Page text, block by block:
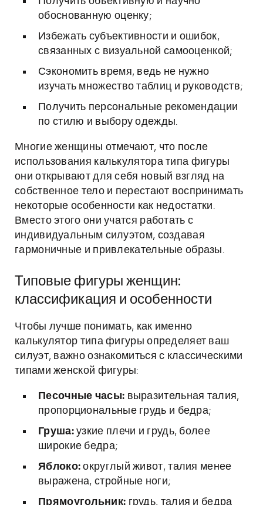
обоснованную оценку;
Избежать субъективности и ошибок,
связанных с визуальной самооценкой;
Сэкономить время, ведь не нужно
изучать множество таблиц и руководств;
Получить персональные рекомендации
по стилю и выбору одежды.
Многие женщины отмечают, что после
использования калькулятора типа фигуры
они открывают для себя новый взгляд на
собственное тело и перестают воспринимать
некоторые особенности как недостатки.
Вместо этого они учатся работать с
индивидуальным силуэтом, создавая
гармоничные и привлекательные образы.
Типовые фигуры женщин:
классификация и особенности
Чтобы лучше понимать, как именно
калькулятор типа фигуры определяет ваш
силуэт, важно ознакомиться с классическими
типами женской фигуры:
Песочные часы: выразительная талия,
пропорциональные грудь и бедра;
Груша:узкие плечи и грудь, более
широкие бедра;
Яблоко: округлый живот, талия менее
выражена, стройные ноги;
Прямоугольник: грудь, талия и бедра